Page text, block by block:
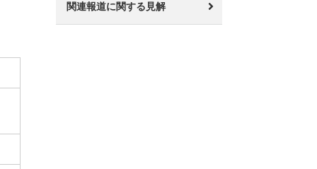
関連報道に関する見解